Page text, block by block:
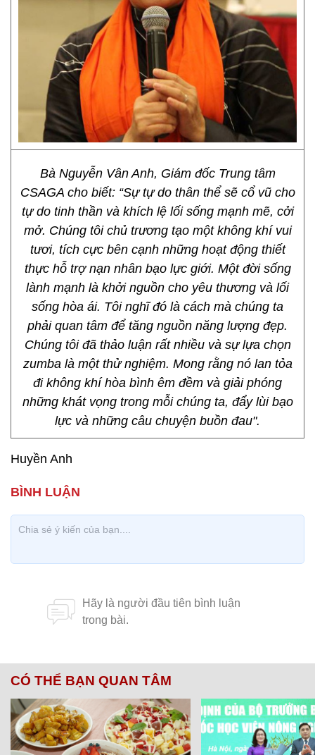
Bà Nguyễn Vân Anh, Giám đốc Trung tâm
CSAGA cho biết: “Sự tự do thân thể sẽ cổ vũ cho
tự do tinh thần và khích lệ lối sống mạnh mẽ, cởi
mở. Chúng tôi chủ trương tạo một không khí vui
tươi, tích cực bên cạnh những hoạt động thiết
thực hỗ trợ nạn nhân bạo lực giới. Một đời sống
lành mạnh là khởi nguồn cho yêu thương và lối
sống hòa ái. Tôi nghĩ đó là cách mà chúng ta
phải quan tâm để tăng nguồn năng lượng đẹp.
Chúng tôi đã thảo luận rất nhiều và sự lựa chọn
zumba là một thử nghiệm. Mong rằng nó lan tỏa
đi không khí hòa bình êm đềm và giải phóng
những khát vọng trong mỗi chúng ta, đẩy lùi bạo
lực và những câu chuyện buồn đau".
Huyền Anh
CÓ THỂ BẠN QUAN TÂM